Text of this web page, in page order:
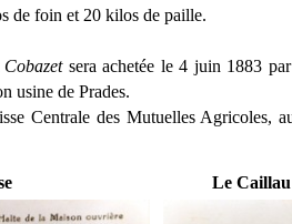
de foin et 20 kilos de paille.
Cobazetsera achetée le 4 juin 1883 par
usine de Prades.
Centrale des Mutuelles Agricoles,
Le